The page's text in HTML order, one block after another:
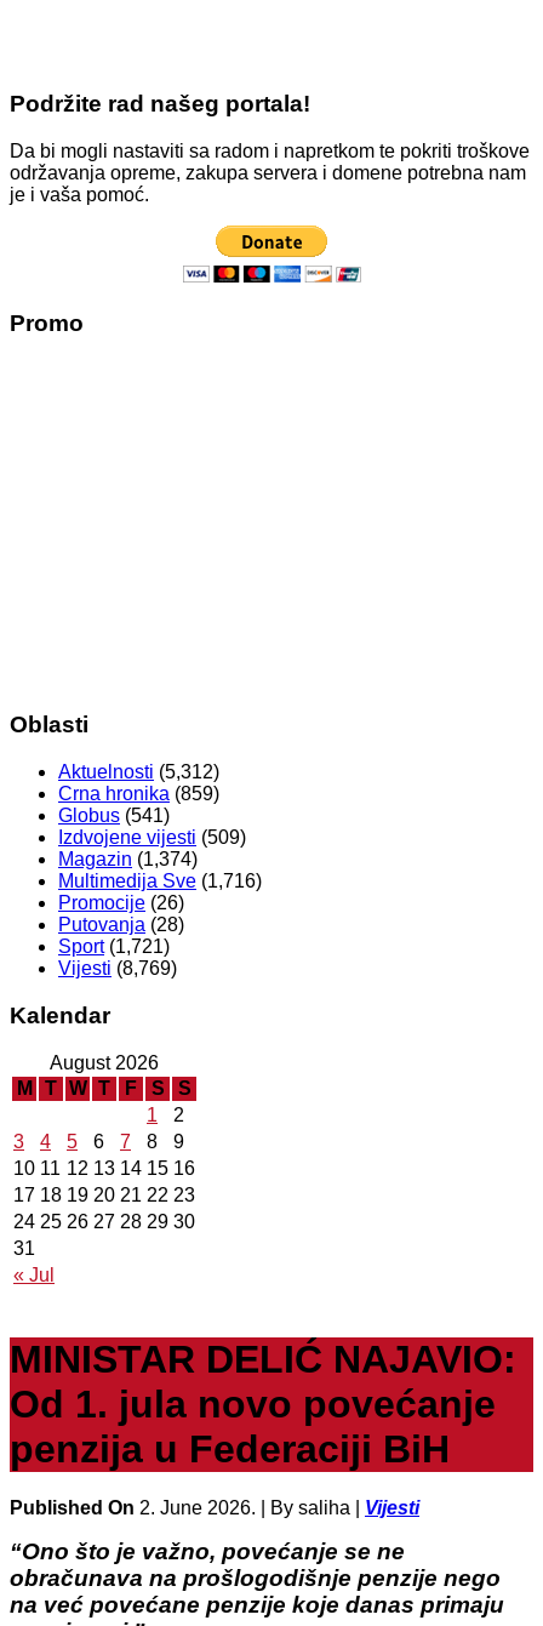
Podržite rad našeg portala!
Da bi mogli nastaviti sa radom i napretkom te pokriti troškove
održavanja opreme, zakupa servera i domene potrebna nam
je i vaša pomoć.
Promo
Oblasti
Aktuelnosti (5,312)
Crna hronika (859)
Globus (541)
Izdvojene vijesti (509)
Magazin (1,374)
Multimedija Sve (1,716)
Promocije (26)
Putovanja (28)
Sport(1,721)
Vijesti (8,769)
Kalendar
August 2026
M
T W T F S S
« Jul
1
2
3
4 5 6 7 8
9
10 11 12 13 14 15 16
17 18 19 20 21 22 23
24 25 26 27 28 29 30
31
MINISTAR DELIĆ NAJAVIO:
Od 1. jula novo povećanje
penzija u Federaciji BiH
Published On 2. June 2026. | By saliha | Vijesti
“Ono što je važno, povećanje se ne
obračunava na prošlogodišnje penzije nego
na već povećane penzije koje danas primaju